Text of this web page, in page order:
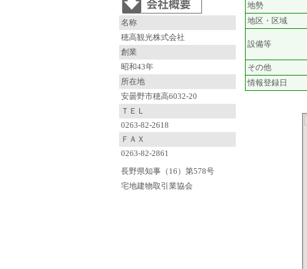
名称
穂高観光株式会社
創業
昭和43年
所在地
安曇野市穂高6032-20
ＴＥＬ
0263-82-2618
ＦＡＸ
0263-82-2861
長野県知事（16）第578号
宅地建物取引業協会
地勢
地区・区域
設備等
その他
情報登録日